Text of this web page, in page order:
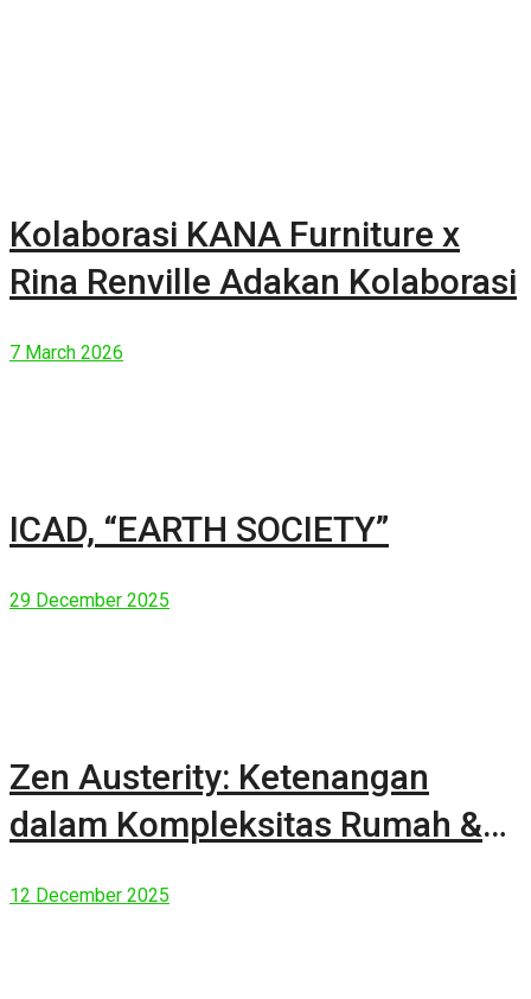
Kolaborasi KANA Furniture x
Rina Renville Adakan Kolaborasi
7 March 2026
ICAD, “EARTH SOCIETY”
29 December 2025
Zen Austerity: Ketenangan
dalam Kompleksitas Rumah &
12 December 2025